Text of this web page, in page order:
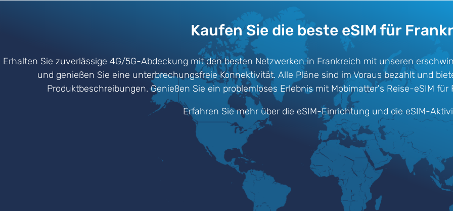
Kaufen Sie die beste eSIM für
Erhalten Sie zuverlässige 4G/5G-Abdeckung mit den besten Netzwerken in Frankreich mit unseren
und genießen Sie eine unterbrechungsfreie Konnektivität. Alle Pläne sind im Voraus bezahlt und
Produktbeschreibungen. Genießen Sie ein problemloses Erlebnis mit Mobimatter's Reise-eSIM für
Erfahren Sie mehr über die eSIM-Einrichtung und die eSIM-